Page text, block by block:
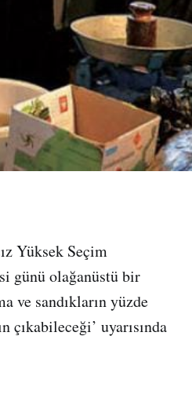
Yüksek Seçim
günü olağanüstü bir
ve sandıkların yüzde
çıkabileceği’ uyarısında